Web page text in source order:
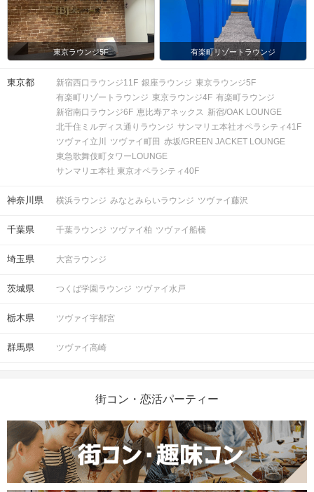
東京ラウンジ5F 有楽町リゾートラウンジ
東京都 新宿西口ラウンジ11F 銀座ラウンジ 東京ラウンジ5F
有楽町リゾートラウンジ 東京ラウンジ4F 有楽町ラウンジ
新宿南口ラウンジ6F 恵比寿アネックス 新宿/OAK LOUNGE
北千住ミルディス通りラウンジ サンマリエ本社オペラシティ41F
ツヴァイ立川
ツヴァイ町田 赤坂/GREEN JACKET LOUNGE
東急歌舞伎町タワーLOUNGE
サンマリエ本社 東京オペラシティ40F
神奈川県 横浜ラウンジ みなとみらいラウンジ ツヴァイ藤沢
千葉県 千葉ラウンジ ツヴァイ柏 ツヴァイ船橋
埼玉県 大宮ラウンジ
茨城県 つくば学園ラウンジ ツヴァイ水戸
栃木県 ツヴァイ宇都宮
群馬県 ツヴァイ高崎
街コン・恋活パーティー